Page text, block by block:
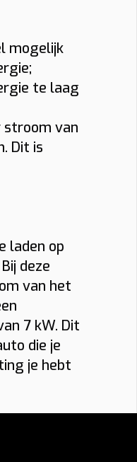
mogelijk
te laag
stroom van
Dit is
laden op
deze
van het
7 kW. Dit
die je
je hebt